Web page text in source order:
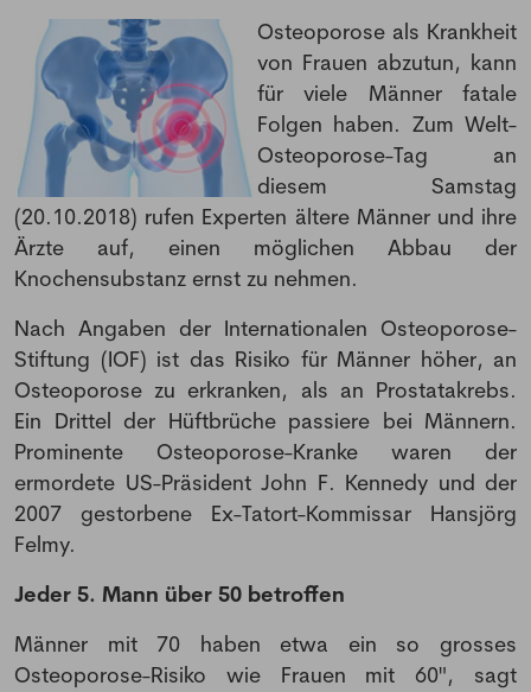
Osteoporose als Krankheit
von Frauen abzutun, kann
für viele Männer fatale
Folgen haben. Zum Welt-
Osteoporose-Tag an
diesem Samstag
(20.10.2018) rufen Experten ältere Männer und ihre
Ärzte auf, einen möglichen Abbau der
Knochensubstanz ernst zu nehmen.
Nach Angaben der Internationalen Osteoporose-
Stiftung (IOF) ist das Risiko für Männer höher, an
Osteoporose zu erkranken, als an Prostatakrebs.
Ein Drittel der Hüftbrüche passiere bei Männern.
Prominente Osteoporose-Kranke waren der
ermordete US-Präsident John F. Kennedy und der
2007 gestorbene Ex-Tatort-Kommissar Hansjörg
Felmy.
Jeder 5. Mann über 50 betroffen
Männer mit 70 haben etwa ein so grosses
Osteoporose-Risiko wie Frauen mit 60", sagt